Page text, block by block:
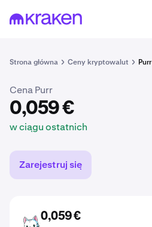
Strona główna Ceny kryptowalut Purr
0,059 €
Cena Purr
0,059 €
w ciągu ostatnich
Zarejestruj się
PURR
0,059 €